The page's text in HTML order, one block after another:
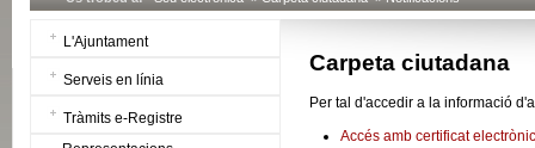
L'Ajuntament
Serveis en línia
Tràmits e-Registre
Carpeta ciutadana
Per tal d'accedir a la informació
Accés amb certificat